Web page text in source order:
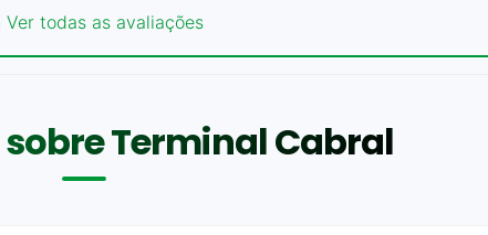
Ver todas as avaliações
Terminal Cabral